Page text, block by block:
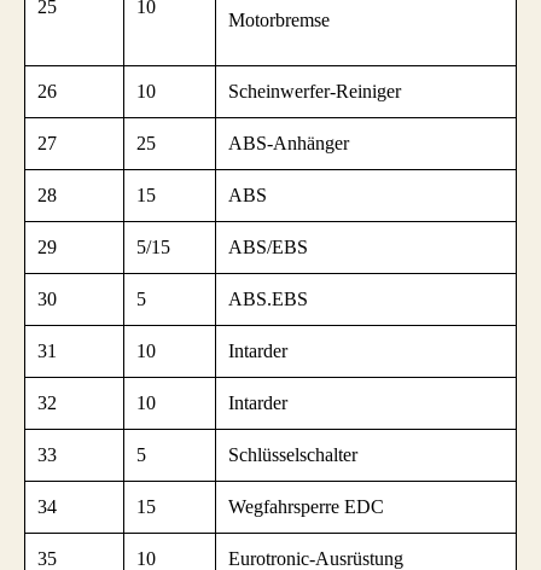
25 10
Motorbremse
26 10 Scheinwerfer-Reiniger
27 25 ABS-Anhänger
28 15 ABS
29 5/15 ABS/EBS
30 5 ABS.EBS
31 10 Intarder
32 10 Intarder
33 5 Schlüsselschalter
34 15 Wegfahrsperre EDC
35 10 Eurotronic-Ausrüstung